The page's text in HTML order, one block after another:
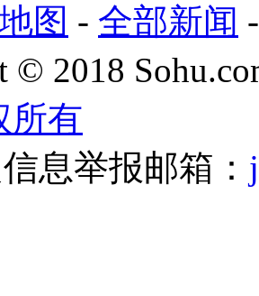
图 - 全部新闻
© 2018
所有
息举报邮箱：